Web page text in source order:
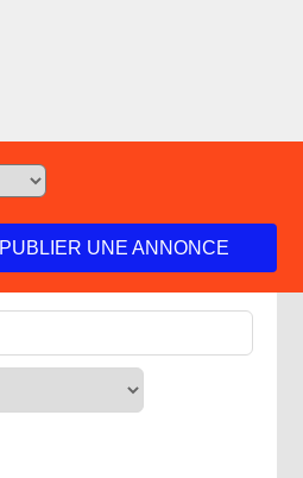
PUBLIER UNE ANNONCE